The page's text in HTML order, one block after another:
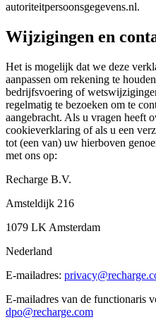
autoriteitpersoonsgegevens.nl.
Wijzigingen en
Het is mogelijk dat we deze
aanpassen om rekening te
bedrijfsvoering of
regelmatig te bezoeken om te
aangebracht. Als u vragen heeft
cookieverklaring of als u een
tot (een van) uw hierboven
met ons op:
Recharge B.V.
Amsteldijk 216
1079 LK Amsterdam
Nederland
E-mailadres:
E-mailadres van de functionaris
dpo@recharge.com